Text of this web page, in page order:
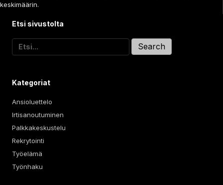
keskimäärin.
Etsi sivustolta
Search
for:
Kategoriat
Ansioluettelo
Irtisanoutuminen
Palkkakeskustelu
Rekrytointi
Työelämä
Työnhaku